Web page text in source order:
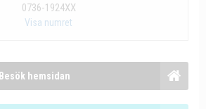
0736-1924XX
Visa numret
Besök hemsidan